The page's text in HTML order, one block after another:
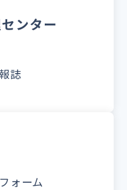
ンター
誌
ォーム